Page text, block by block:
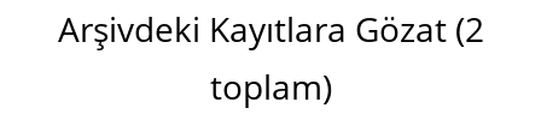
Arşivdeki Kayıtlara Gözat (2
toplam)